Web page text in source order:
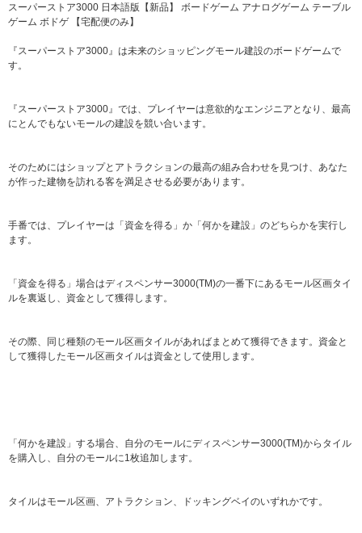
スーパーストア3000 日本語版【新品】 ボードゲーム アナログゲーム テーブル
ゲーム ボドゲ 【宅配便のみ】
『スーパーストア3000』は未来のショッピングモール建設のボードゲームで
す。
『スーパーストア3000』では、プレイヤーは意欲的なエンジニアとなり、最高
にとんでもないモールの建設を競い合います。
そのためにはショップとアトラクションの最高の組み合わせを見つけ、あなた
が作った建物を訪れる客を満足させる必要があります。
手番では、プレイヤーは「資金を得る」か「何かを建設」のどちらかを実行し
ます。
「資金を得る」場合はディスペンサー3000(TM)の一番下にあるモール区画タイ
ルを裏返し、資金として獲得します。
その際、同じ種類のモール区画タイルがあればまとめて獲得できます。資金と
して獲得したモール区画タイルは資金として使用します。
「何かを建設」する場合、自分のモールにディスペンサー3000(TM)からタイル
を購入し、自分のモールに1枚追加します。
タイルはモール区画、アトラクション、ドッキングベイのいずれかです。